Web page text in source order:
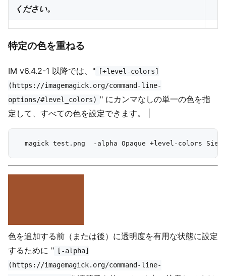
ください。
特定の色を重ねる
IM v6.4.2-1 以降では、"
[+level-colors]
(https://imagemagick.org/command-line-
options/#level_colors) " にカンマなしの単一の色を指
定して、すべての色を設定できます。 |
色を追加する前（または後）に透明度を有用な状態に設定
するために "
[-alpha]
(https://imagemagick.org/command-line-